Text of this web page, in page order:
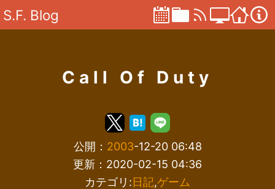
S.F. Blog
Call Of Duty
公開： 2003-12-20 06:48
更新：2020-02-15 04:36
カテゴリ:日記,ゲーム